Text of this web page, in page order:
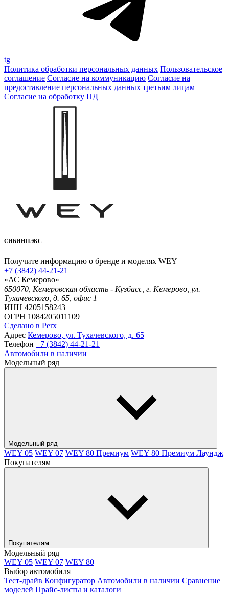
tg
Политика обработки персональных данных Пользовательское
соглашение Согласие на коммуникацию Согласие на
предоставление персональных данных третьим лицам
Согласие на обработку ПД
СИБИНПЭКС
Получите информацию о бренде и моделях WEY
+7 (3842) 44-21-21
«АС Кемерово»
650070, Кемеровская область - Кузбасс, г. Кемерово, ул.
Тухачевского, д. 65, офис 1
ИНН 4205158243
ОГРН 1084205011109
Сделано в Perx
Адрес Кемерово, ул. Тухачевского, д. 65
Телефон +7 (3842) 44-21-21
Автомобили в наличии
Модельный ряд
Модельный ряд
WEY 05 WEY 07 WEY 80 Премиум WEY 80 Премиум Лаундж
Покупателям
Покупателям
Модельный ряд
WEY 05 WEY 07 WEY 80
Выбор автомобиля
Тест-драйв Конфигуратор Автомобили в наличии Сравнение
моделей Прайс-листы и каталоги